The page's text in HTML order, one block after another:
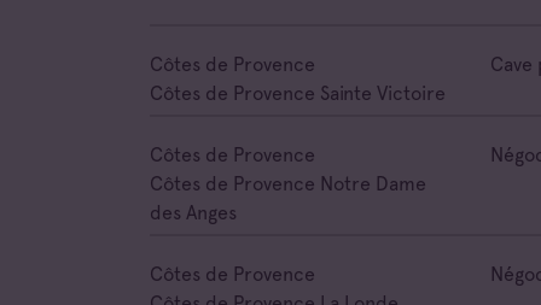
Côtes de Provence
Côtes de Provence Sainte Victoire
Côtes de Provence
Côtes de Provence Notre Dame
des Anges
Côtes de Provence